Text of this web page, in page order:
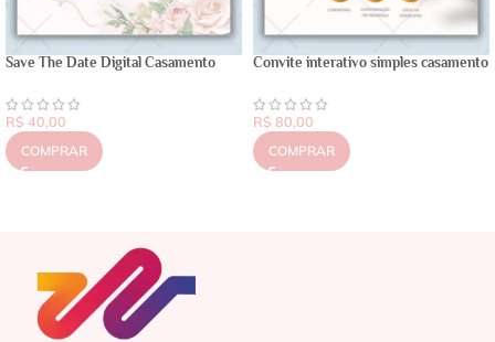
Save The Date Digital Casamento
R$ 40,00
COMPRAR
Convite interativo simples casamento
R$ 80,00
COMPRAR